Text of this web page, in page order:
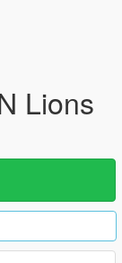
Lions